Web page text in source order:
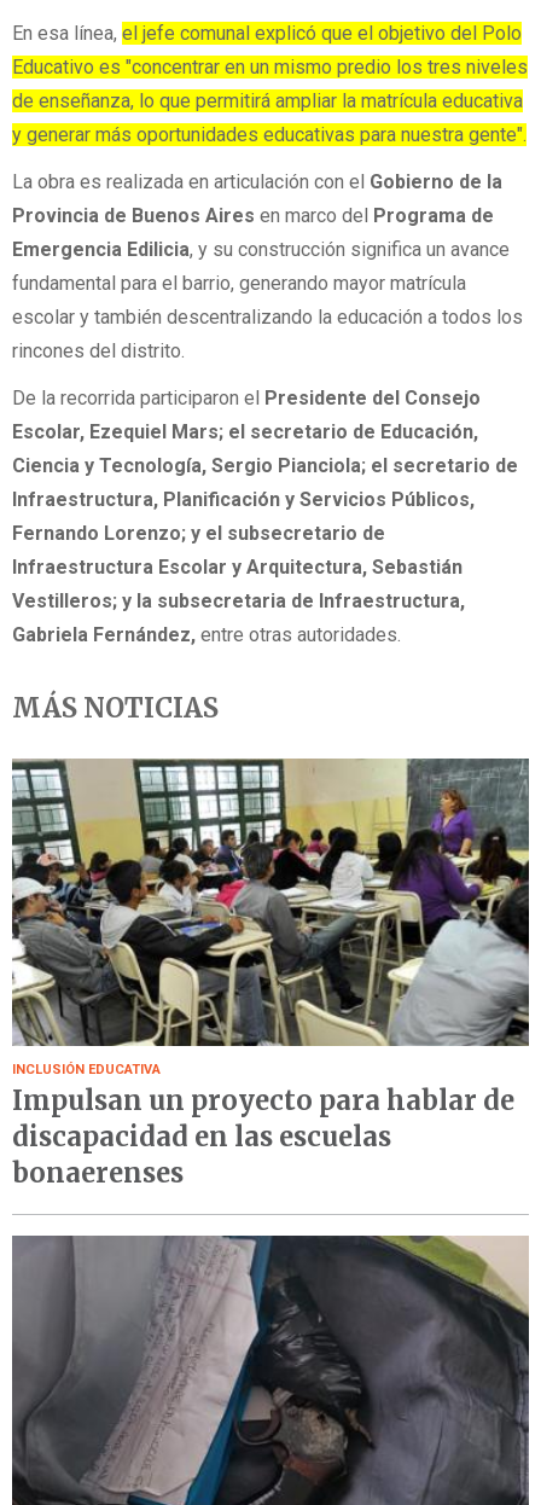
En esa línea, el jefe comunal explicó que el objetivo del Polo
Educativo es "concentrar en un mismo predio los tres niveles
de enseñanza, lo que permitirá ampliar la matrícula educativa
y generar más oportunidades educativas para nuestra gente".
La obra es realizada en articulación con el Gobierno de la
Provincia de Buenos Aires en marco del
Programa de
Emergencia Edilicia, y su construcción significa un avance
fundamental para el barrio, generando mayor matrícula
escolar y también descentralizando la educación a todos los
rincones del distrito.
De la recorrida participaron el
Presidente del Consejo
Escolar, Ezequiel Mars; el secretario de Educación,
Ciencia y Tecnología, Sergio Pianciola; el secretario de
Infraestructura, Planificación y Servicios Públicos,
Fernando Lorenzo; y el subsecretario de
Infraestructura Escolar y Arquitectura, Sebastián
Vestilleros; y la subsecretaria de Infraestructura,
Gabriela Fernández, entre otras autoridades.
MÁS NOTICIAS
INCLUSIÓN EDUCATIVA
Impulsan un proyecto para hablar de
discapacidad en las escuelas
bonaerenses